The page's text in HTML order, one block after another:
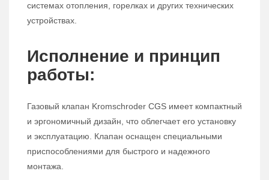
системах отопления, горелках и других технических
устройствах.
Исполнение и принцип
работы:
Газовый клапан Kromschroder CGS имеет компактный
и эргономичный дизайн, что облегчает его установку
и эксплуатацию. Клапан оснащен специальными
приспособлениями для быстрого и надежного
монтажа.